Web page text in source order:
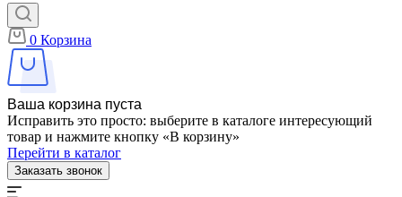
0 Корзина
Ваша корзина пуста
Исправить это просто: выберите в каталоге интересующий
товар и нажмите кнопку «В корзину»
Перейти в каталог
Заказать звонок